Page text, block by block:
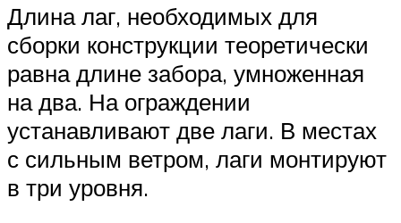
Длина лаг, необходимых для
сборки конструкции теоретически
равна длине забора, умноженная
на два. На ограждении
устанавливают две лаги. В местах
с сильным ветром, лаги монтируют
в три уровня.